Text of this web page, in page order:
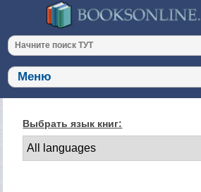
Выбрать язык книг: